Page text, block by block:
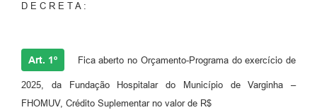
D E C R E T A :
Art. 1º Fica aberto no Orçamento-Programa do exercício de
2025, da Fundação Hospitalar do Município de Varginha –
FHOMUV, Crédito Suplementar no valor de R$